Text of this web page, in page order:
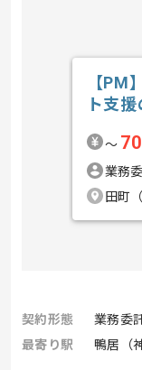
【PM
ト支
〜
業務
田町
契約形態
業務委
最寄り駅
鴨居（